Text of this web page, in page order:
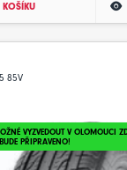
KOŠÍKU
85V
VYZVEDOUT V OLOMOUCI
PŘIPRAVENO!